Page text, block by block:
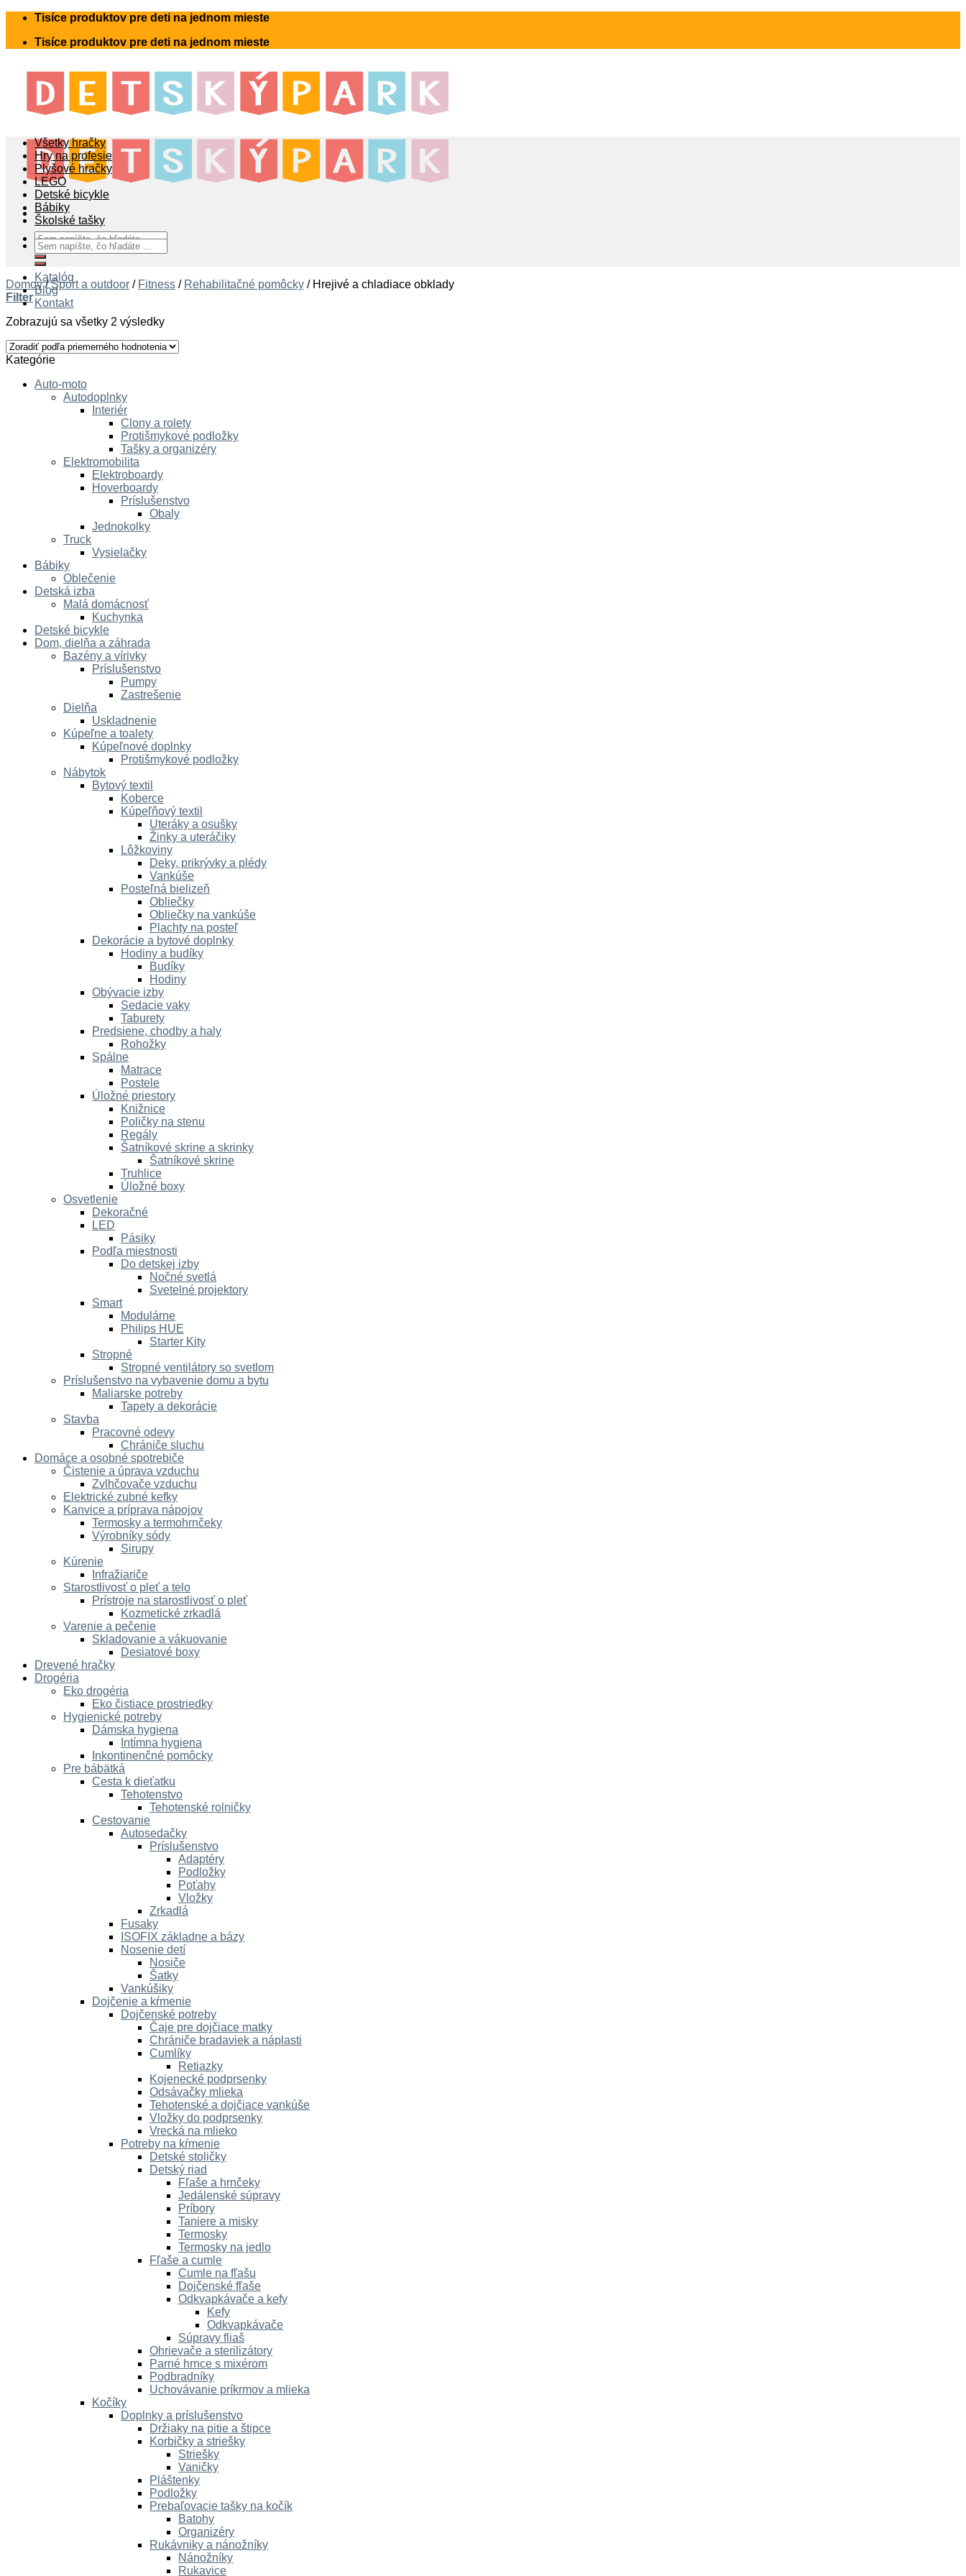
Skip
content
Tisíce produktov pre deti na jednom mieste
Tisíce produktov pre deti na jednom mieste
Hľadať:
Katalóg
Blog
Kontakt
Všetky hračky
Hry na profesie
Plyšové hračky
LEGO
Detské bicykle
Bábiky
Školské tašky
Hľadať:
Domov / Šport a outdoor / Fitness / Rehabilitačné pomôcky /Hrejivé a chladiace obklady
Filter
Zobrazujú sa všetky 2 výsledky
Kategórie
Auto-moto
Autodoplnky
Interiér
Clony a rolety
Protišmykové podložky
Tašky a organizéry
Elektromobilita
Elektroboardy
Hoverboardy
Príslušenstvo
Obaly
Jednokolky
Truck
Vysielačky
Bábiky
Oblečenie
Detská izba
Malá domácnosť
Kuchynka
Detské bicykle
Dom, dielňa a záhrada
Bazény a vírivky
Príslušenstvo
Pumpy
Zastrešenie
Dielňa
Uskladnenie
Kúpeľne a toalety
Kúpeľnové doplnky
Protišmykové podložky
Nábytok
Bytový textil
Koberce
Kúpeľňový textil
Uteráky a osušky
Žinky a uteráčiky
Lôžkoviny
Deky, prikrývky a plédy
Vankúše
Posteľná bielizeň
Obliečky
Obliečky na vankúše
Plachty na posteľ
Dekorácie a bytové doplnky
Hodiny a budíky
Budíky
Hodiny
Obývacie izby
Sedacie vaky
Taburety
Predsiene, chodby a haly
Rohožky
Spálne
Matrace
Postele
Úložné priestory
Knižnice
Poličky na stenu
Regály
Šatníkové skrine a skrinky
Šatníkové skrine
Truhlice
Úložné boxy
Osvetlenie
Dekoračné
LED
Pásiky
Podľa miestnosti
Do detskej izby
Nočné svetlá
Svetelné projektory
Smart
Modulárne
Philips HUE
Starter Kity
Stropné
Stropné ventilátory so svetlom
Príslušenstvo na vybavenie domu a bytu
Maliarske potreby
Tapety a dekorácie
Stavba
Pracovné odevy
Chrániče sluchu
Domáce a osobné spotrebiče
Čistenie a úprava vzduchu
Zvlhčovače vzduchu
Elektrické zubné kefky
Kanvice a príprava nápojov
Termosky a termohrnčeky
Výrobníky sódy
Sirupy
Kúrenie
Infražiariče
Starostlivosť o pleť a telo
Prístroje na starostlivosť o pleť
Kozmetické zrkadlá
Varenie a pečenie
Skladovanie a vákuovanie
Desiatové boxy
Drevené hračky
Drogéria
Eko drogéria
Eko čistiace prostriedky
Hygienické potreby
Dámska hygiena
Intímna hygiena
Inkontinenčné pomôcky
Pre bábätká
Cesta k dieťatku
Tehotenstvo
Tehotenské rolničky
Cestovanie
Autosedačky
Príslušenstvo
Adaptéry
Podložky
Poťahy
Vložky
Zrkadlá
Fusaky
ISOFIX základne a bázy
Nosenie detí
Nosiče
Šatky
Vankúšiky
Dojčenie a kŕmenie
Dojčenské potreby
Čaje pre dojčiace matky
Chrániče bradaviek a náplasti
Cumlíky
Retiazky
Kojenecké podprsenky
Odsávačky mlieka
Tehotenské a dojčiace vankúše
Vložky do podprsenky
Vrecká na mlieko
Potreby na kŕmenie
Detské stoličky
Detský riad
Fľaše a hrnčeky
Jedálenské súpravy
Príbory
Taniere a misky
Termosky
Termosky na jedlo
Fľaše a cumle
Cumle na fľašu
Dojčenské fľaše
Odkvapkávače a kefy
Kefy
Odkvapkávače
Súpravy fliaš
Ohrievače a sterilizátory
Parné hrnce s mixérom
Podbradníky
Uchovávanie príkrmov a mlieka
Kočíky
Doplnky a príslušenstvo
Držiaky na pitie a štipce
Korbičky a striešky
Striešky
Vaničky
Pláštenky
Podložky
Prebaľovacie tašky na kočík
Batohy
Organizéry
Rukávniky a nánožníky
Nánožníky
Rukavice